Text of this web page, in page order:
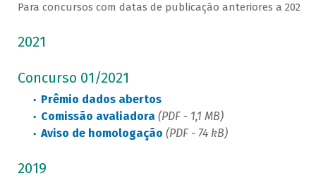
Para concursos com datas de publicação anteriores a
2021
Concurso 01/2021
Prêmio dados abertos
Comissão avaliadora (PDF - 1,1 MB)
Aviso de homologação (PDF - 74 kB)
2019